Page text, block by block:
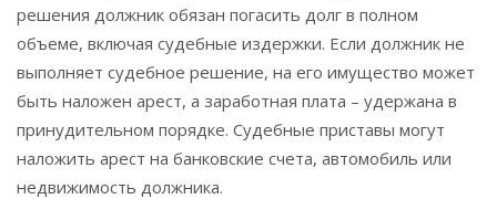
решения должник обязан погасить долг в полном
объеме, включая судебные издержки. Если должник не
выполняет судебное решение, на его имущество может
быть наложен арест, а заработная плата – удержана в
принудительном порядке. Судебные приставы могут
наложить арест на банковские счета, автомобиль или
недвижимость должника.